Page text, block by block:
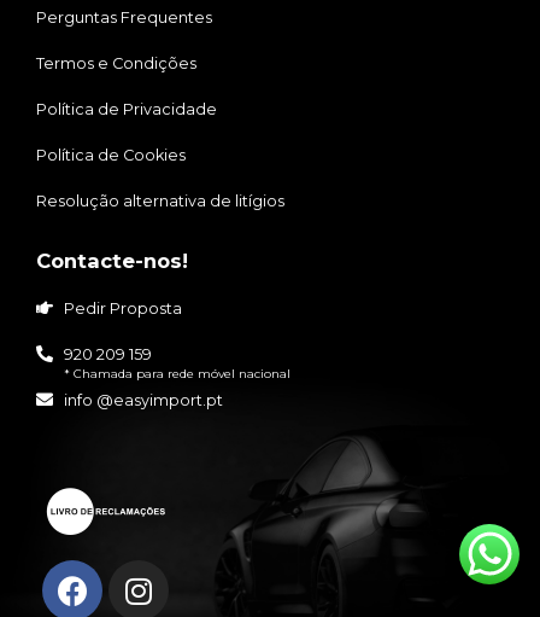
Perguntas Frequentes
Termos e Condições
Política de Privacidade
Política de Cookies
Resolução alternativa de litígios
Contacte-nos!
Pedir Proposta
920 209 159
* Chamada para rede móvel nacional
info @easyimport.pt